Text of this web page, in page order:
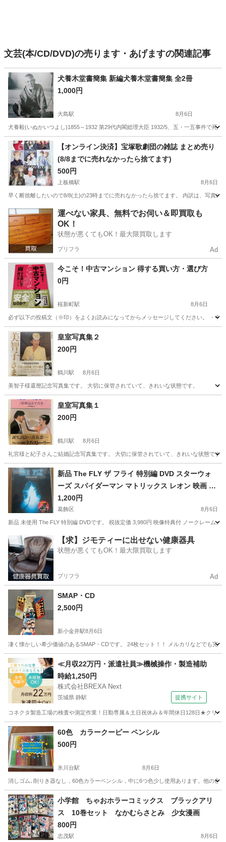
文芸(本/CD/DVD)の売ります・あげますの関連記事
犬養木堂書簡集 新編犬養木堂書簡集 全2冊
1,000円
大島駅 8月6日
犬養毅(いぬかいつよし)1855～1932 第29代内閣総理大臣 1932/5、五・一五事件で死
東京 江東区 大島駅 歴史、心理、教育 書簡集
【オンライン決済】宝塚歌劇団の雑誌 まとめ売り
(8/8までに売れなかったら捨てます)
500円
上板橋駅 8月6日
早く断捨離したいので8/8(土)の23時までに売れなかったら捨てます。 内訳は、写真
東京 板橋区 上板橋駅 雑誌
運べない家具、無料でお伺い＆即買取も
OK！
状態が悪くてもOK！最大限買取します
プリフラ Ad
今こそ！中古マンション 得する買い方・選び方
0円
桜新町駅 8月6日
必ず以下の投稿文（※印）をよくお読みになってからメッセージしてください。 ・
東京 世田谷区 桜新町駅
ビジネス、経済 有料
皇室写真集２
200円
鶴川駅 8月6日
美智子様還暦記念写真集です。 大切に保管されていて、きれいな状態です。
東京 町田市 鶴川駅 写真集
皇室写真集１
200円
鶴川駅 8月6日
礼宮様と紀子さんご結婚記念写真集です。 大切に保管されていて、きれいな状態です。
東京 町田市 鶴川駅 写真集 状態
新品 The FLY ザ フライ 特別編 DVD スターウォ
ーズ スパイダーマン マトリックス レオン 映画 ス
ポーン アメリカンコミック ガミラシークレット
1,200円
葛飾区 8月6日
新品 未使用 The FLY 特別編 DVDです。 税抜定価 3,980円 映像特典付 ノークレーム
東京 葛飾区 本/CD/DVD アメリカン
【求】ジモティーに出せない健康器具
状態が悪くてもOK！最大限買取します
プリフラ Ad
SMAP・CD
2,500円
新小金井駅8月6日
凄く懐かしい希少価値のあるSMAP・CDです。 24枚セット！！ メルカリなどでも完
東京 三鷹市 新小金井駅 CD
≪月収22万円・派遣社員≫機械操作・製造補助
時給1,250円
株式会社BREXA Next
茨城県 静駅 提携サイト
コネクタ製造工場の検査や測定作業！日勤専属＆土日祝休み＆年間休日128日★クリ
茨城 常陸大宮市 静駅 その他
60色 カラークーピー ペンシル
500円
氷川台駅 8月6日
消しゴム､削りき器なし，60色カラーペンシル，中に6つ色少し使用あります。他の
東京 練馬区 氷川台駅 絵本
小学館 ちゃおホラーコミックス ブラックアリ
ス 10巻セット なかむらさとみ 少女漫画
800円
志茂駅 8月6日